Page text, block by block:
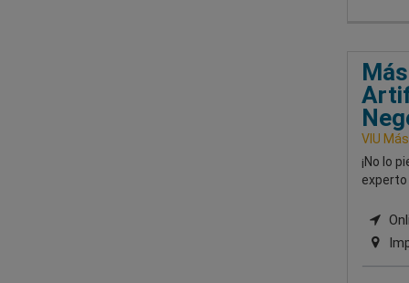
VIU
¡No lo